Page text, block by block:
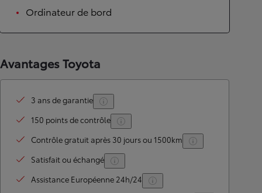
Ordinateur de bord
Avantages Toyota
3 ans de garantie
150 points de contrôle
Contrôle gratuit après 30 jours ou 1500km
Satisfait ou échangé
Assistance Européenne 24h/24